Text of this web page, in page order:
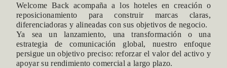
Welcome Back acompaña a los hoteles en creación o
reposicionamiento para construir marcas claras,
diferenciadoras y alineadas con sus objetivos de negocio.
Ya sea un lanzamiento, una transformación o una
estrategia de comunicación global, nuestro enfoque
persigue un objetivo preciso: reforzar el valor del activo y
apoyar su rendimiento comercial a largo plazo.